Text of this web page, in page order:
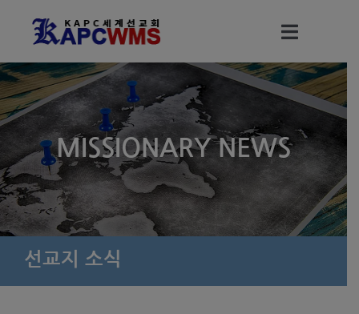
Toggle
세계선교회 소개
세계선교회 조직
선교회 (KAPC WMS) 정관
정기총회 결과 보고서
MISSIONARY NEWS
선교지 소식